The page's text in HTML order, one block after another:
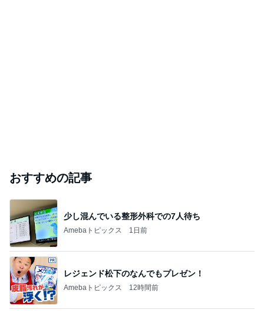
おすすめの記事
少し混んでいる整形外科での7人待ち
Amebaトピックス 1日前
レジェンド松下のなんでもプレゼン！
Amebaトピックス 12時間前